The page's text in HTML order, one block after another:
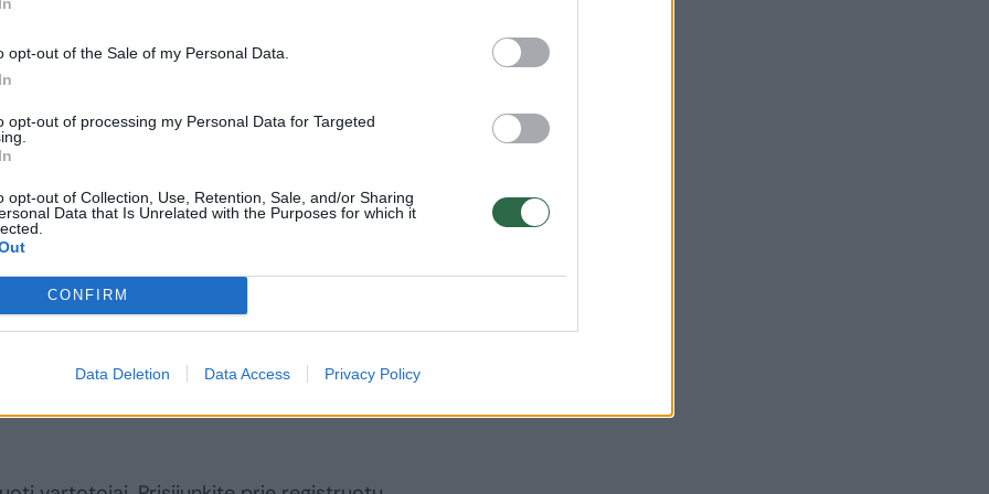
opt-out of the Sale of my Personal Data.
opt-out of processing my Personal Data for Targeted
opt-out of Collection, Use, Retention, Sale, and/or Sharing
Data that Is Unrelated with the Purposes for which it
CONFIRM
Data Deletion Data Access Privacy Policy
– tuomet portalui
yra labai planinis, kadencinis vaikas,
tada, kai baigiasi Seimo sesija, o
pasibaigs, kai prasidės pavasario
pradžioje. Naujieną M.Danielė
problemomis.